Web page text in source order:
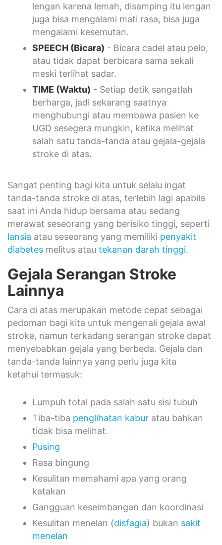
lengan karena lemah, disamping itu lengan
juga bisa mengalami mati rasa, bisa juga
mengalami kesemutan.
SPEECH (Bicara) - Bicara cadel atau pelo,
atau tidak dapat berbicara sama sekali
meski terlihat sadar.
TIME (Waktu) - Setiap detik sangatlah
berharga, jadi sekarang saatnya
menghubungi atau membawa pasien ke
UGD sesegera mungkin, ketika melihat
salah satu tanda-tanda atau gejala-gejala
stroke di atas.
Sangat penting bagi kita untuk selalu ingat
tanda-tanda stroke di atas, terlebih lagi apabila
saat ini Anda hidup bersama atau sedang
merawat seseorang yang berisiko tinggi, seperti
lansia atau seseorang yang memiliki penyakit
diabetes melitus atau tekanan darah tinggi.
Gejala Serangan Stroke
Lainnya
Cara di atas merupakan metode cepat sebagai
pedoman bagi kita untuk mengenali gejala awal
stroke, namun terkadang serangan stroke dapat
menyebabkan gejala yang berbeda. Gejala dan
tanda-tanda lainnya yang perlu juga kita
ketahui termasuk:
Lumpuh total pada salah satu sisi tubuh
Tiba-tiba penglihatan kabur atau bahkan
tidak bisa melihat.
Pusing
Rasa bingung
Kesulitan memahami apa yang orang
katakan
Gangguan keseimbangan dan koordinasi
Kesulitan menelan (disfagia) bukan sakit
menelan